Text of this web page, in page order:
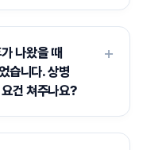
나왔을 때
습니다. 상병
건 쳐주나요?